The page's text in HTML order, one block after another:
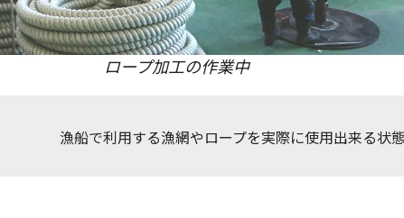
ロープ加工の作業中
漁船で利用する漁網やロープを実際に使用出来る状